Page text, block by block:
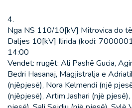
4.
Nga NS 110/10[kV] Mitrovica do
Daljes 10[kV] Ilirida (kodi:
14:00
Vendet: rrugët: Ali Pashë Gucia,
Bedri Hasanaj, Magjistralja e
(njëpjesë), Nora Kelmendi (një
(njëpjesë), Artim Jashari (një